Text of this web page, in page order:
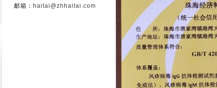
邮箱： haitai@zhhaitai.com